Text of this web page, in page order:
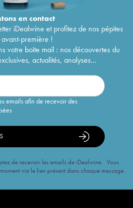
encontact
iDealwine et profitez de nos pépites
première !
votre boîte mail : nos découvertes du
actualités, analyses...
emails afin de recevoir des
de recevoir les emails de iDealwine. Vous
via le lien présent dans chaque message.